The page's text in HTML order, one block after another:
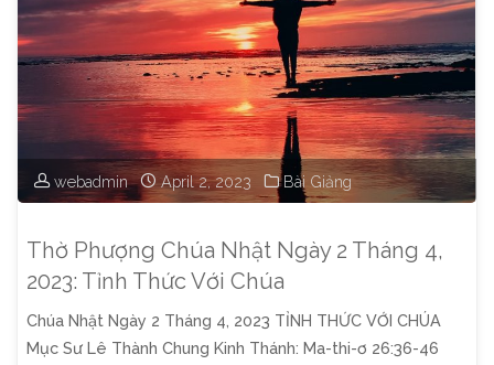
webadmin April 2, 2023 Bài Giảng
Thờ Phượng Chúa Nhật Ngày 2 Tháng 4,
2023: Tỉnh Thức Với Chúa
Chúa Nhật Ngày 2 Tháng 4, 2023 TỈNH THỨC VỚI CHÚA
Mục Sư Lê Thành Chung Kinh Thánh: Ma-thi-ơ 26:36-46